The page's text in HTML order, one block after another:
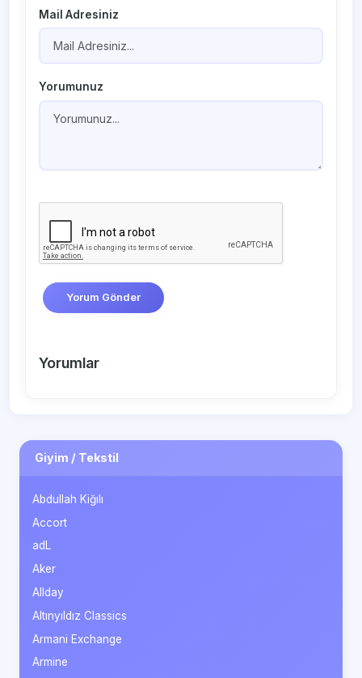
Mail Adresiniz
Yorumunuz
Yorum Gönder
Yorumlar
Giyim / Tekstil
Abdullah Kiğılı
Accort
adL
Aker
Allday
Altınyıldız Classics
Armani Exchange
Armine